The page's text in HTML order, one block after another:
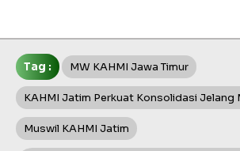
Tag : MW KAHMI Jawa Timur
KAHMI Jatim Perkuat Konsolidasi Jelang
Muswil KAHMI Jatim